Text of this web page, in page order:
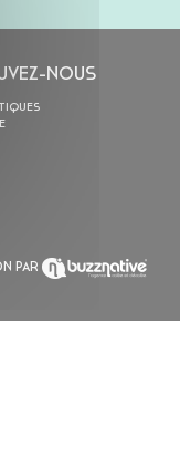
NOUS
PAR